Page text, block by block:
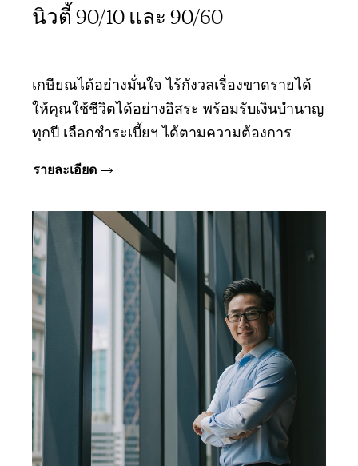
นิวตี้ 90/10 และ 90/60
เกษียณได้อย่างมั่นใจ ไร้กังวลเรื่องขาดรายได้
ให้คุณใช้ชีวิตได้อย่างอิสระ พร้อมรับเงินบํานาญ
ทุกปี เลือกชำระเบี้ยฯ ได้ตามความต้องการ
รายละเอียด